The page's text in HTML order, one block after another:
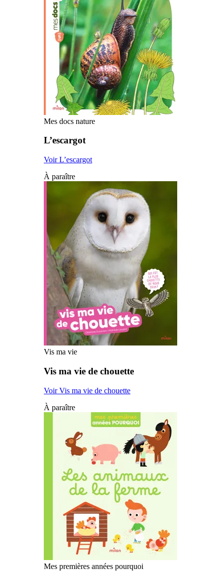
Mes docs nature
L’escargot
Voir L’escargot
À paraître
Vis ma vie
Vis ma vie de chouette
Voir Vis ma vie de chouette
À paraître
Mes premières années pourquoi